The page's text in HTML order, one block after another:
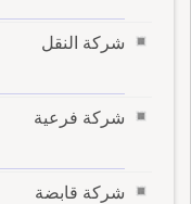
شركة النقل
شركة فرعية
شركة قابضة